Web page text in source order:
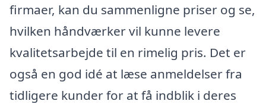
firmaer, kan du sammenligne priser og se,
hvilken håndværker vil kunne levere
kvalitetsarbejde til en rimelig pris. Det er
også en god idé at læse anmeldelser fra
tidligere kunder for at få indblik i deres